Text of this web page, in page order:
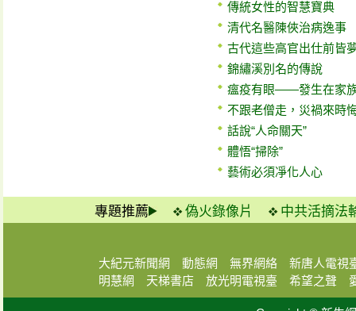
傳統女性的智慧寶典
清代名醫陳俠治病逸事
古代這些高官出仕前皆
錦繡溪別名的傳說
瘟疫有眼——發生在家
不跟老僧走，災禍來時
話說“人命關天”
體悟“掃除”
藝術必須凈化人心
專題推薦 偽火錄像片 中共活摘法
大紀元新聞網 動態網 無界網絡
新唐人電視
明慧網
天梯書店 放光明電視臺 希望之聲